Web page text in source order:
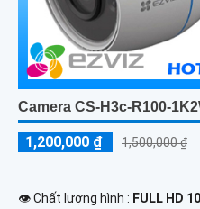
Camera CS-H3c-R100-
1,200,000 ₫ 1,500,000 ₫
👁 Chất lượng hình : FULL HD